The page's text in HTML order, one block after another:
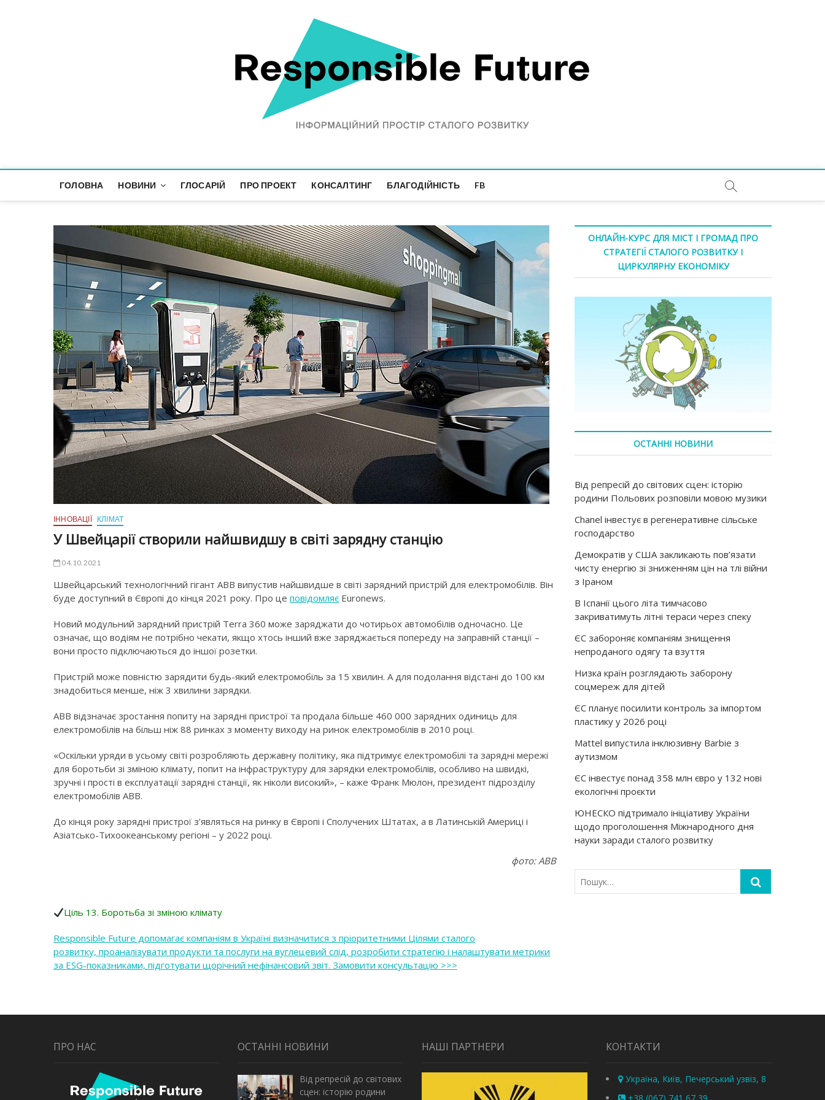
ГОЛОВНА НОВИНИ ГЛОСАРІЙ ПРО ПРОЕКТ КОНСАЛТИНГ БЛАГОДІЙНІСТЬ FB
ІННОВАЦІЇ КЛІМАТ
У Швейцарії створили найшвидшу в світі зарядну станцію
04.10.2021
Швейцарський технологічний гігант ABB випустив найшвидше в світі зарядний пристрій для електромобілів. Він
буде доступний в Європі до кінця 2021 року. Про це повідомляє Euronews.
Новий модульний зарядний пристрій Terra 360 може заряджати до чотирьох автомобілів одночасно. Це
означає, що водіям не потрібно чекати, якщо хтось інший вже заряджається попереду на заправній станції –
вони просто підключаються до іншої розетки.
Пристрій може повністю зарядити будь-який електромобіль за 15 хвилин. А для подолання відстані до 100 км
знадобиться менше, ніж 3 хвилини зарядки.
ABB відзначає зростання попиту на зарядні пристрої та продала більше 460 000 зарядних одиниць для
електромобілів на більш ніж 88 ринках з моменту виходу на ринок електромобілів в 2010 році.
«Оскільки уряди в усьому світі розробляють державну політику, яка підтримує електромобілі та зарядні мережі
для боротьби зі зміною клімату, попит на інфраструктуру для зарядки електромобілів, особливо на швидкі,
зручні і прості в експлуатації зарядні станції, як ніколи високий», – каже Франк Мюлон, президент підрозділу
електромобілів ABB.
До кінця року зарядні пристрої з’являться на ринку в Європі і Сполучених Штатах, а в Латинській Америці і
Азіатсько-Тихоокеанському регіоні – у 2022 році.
фото: ABB
Ціль 13. Боротьба зі зміною клімату
Responsible Future допомагає компаніям в Україні визначитися з пріоритетними Цілями сталого
розвитку, проаналізувати продукти та послуги на вуглецевий слід, розробити стратегію і налаштувати метрики
за ESG-показниками, підготувати щорічний нефінансовий звіт. Замовити консультацію >>>
ОНЛАЙН-КУРС ДЛЯ МІСТ І ГРОМАД ПРО
СТРАТЕГІЇ СТАЛОГО РОЗВИТКУ І
ЦИРКУЛЯРНУ ЕКОНОМІКУ
ОСТАННІ НОВИНИ
Від репресій до світових сцен: історію
родини Польових розповіли мовою музики
Chanel інвестує в регенеративне сільське
господарство
Демократів у США закликають пов’язати
чисту енергію зі зниженням цін на тлі війни
з Іраном
В Іспанії цього літа тимчасово
закриватимуть літні тераси через спеку
ЄС забороняє компаніям знищення
непроданого одягу та взуття
Низка країн розглядають заборону
соцмереж для дітей
ЄС планує посилити контроль за імпортом
пластику у 2026 році
Mattel випустила інклюзивну Barbie з
аутизмом
ЄС інвестує понад 358 млн євро у 132 нові
екологічні проєкти
ЮНЕСКО підтримало ініціативу України
щодо проголошення Міжнародного дня
науки заради сталого розвитку
ПРО НАС ОСТАННІ НОВИНИ
Від репресій до світових
сцен: історію родини
НАШІ ПАРТНЕРИ КОНТАКТИ
Україна, Київ, Печерський узвіз, 8